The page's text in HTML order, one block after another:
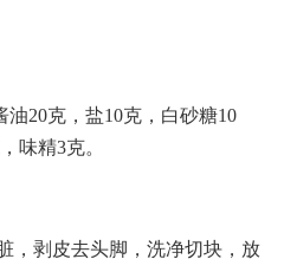
油20克，盐10克，白砂糖10
味精3克。
，剥皮去头脚，洗净切块，放